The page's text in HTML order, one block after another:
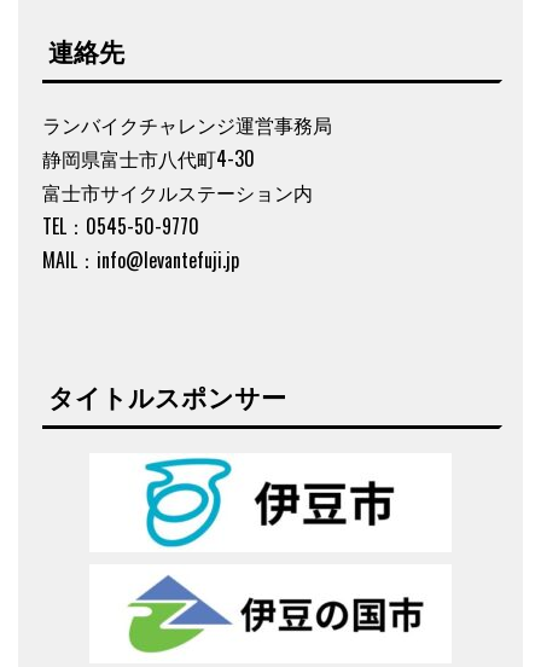
連絡先
ランバイクチャレンジ運営事務局
静岡県富士市八代町4-30
富士市サイクルステーション内
TEL：0545-50-9770
MAIL：info@levantefuji.jp
タイトルスポンサー